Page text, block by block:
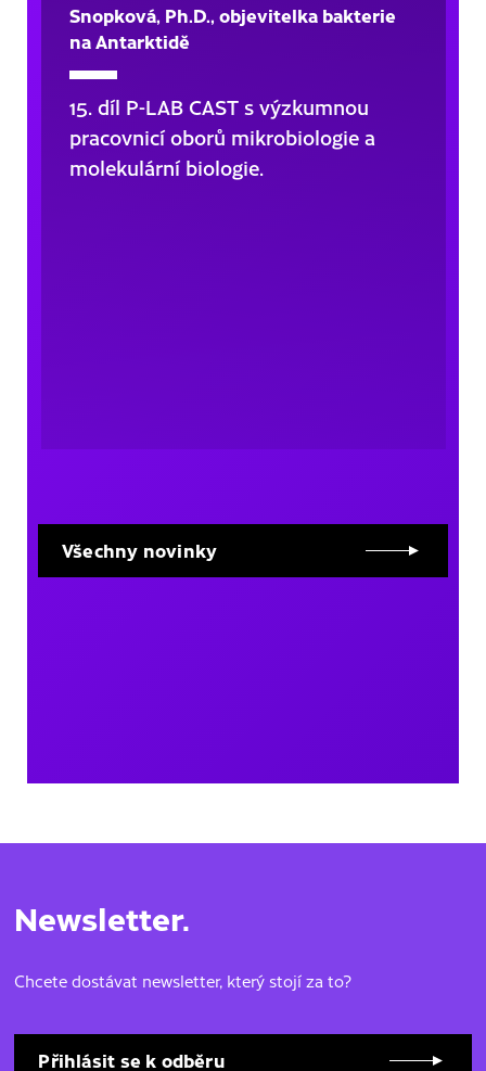
Snopková, Ph.D., objevitelka bakterie
na Antarktidě
15. díl P-LAB CAST s výzkumnou
pracovnicí oborů mikrobiologie a
molekulární biologie.
Všechny novinky
Newsletter.
Chcete dostávat newsletter, který stojí za to?
Přihlásit se k odběru